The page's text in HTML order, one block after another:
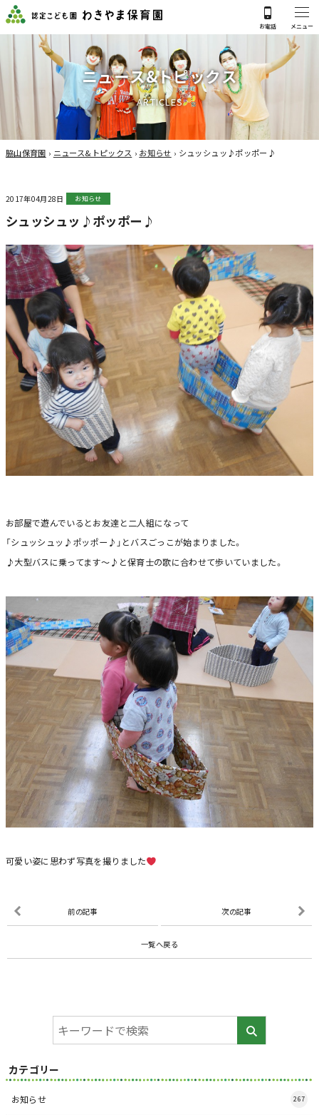
ニュース&トピックス
ARTICLES
脇山保育園 › ニュース&トピックス › お知らせ › シュッシュッ♪ポッポー♪
2017年04月28日 お知らせ
シュッシュッ♪ポッポー♪
お部屋で遊んでいるとお友達と二人組になって
「シュッシュッ♪ポッポー♪」とバスごっこが始まりました。
♪大型バスに乗ってます～♪と保育士の歌に合わせて歩いていました。
可愛い姿に思わず写真を撮りました
前の記事 次の記事
一覧へ戻る
カテゴリー
お知らせ 267